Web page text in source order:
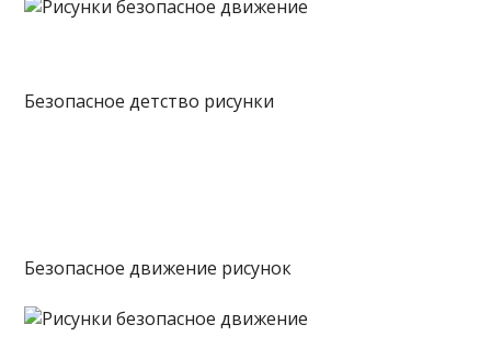
Безопасное детство рисунки
Безопасное движение рисунок